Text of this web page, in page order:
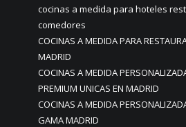
cocinas a medida para hoteles
comedores
COCINAS A MEDIDA PARA
MADRID
COCINAS A MEDIDA
PREMIUM UNICAS EN MADRID
COCINAS A MEDIDA
GAMA MADRID